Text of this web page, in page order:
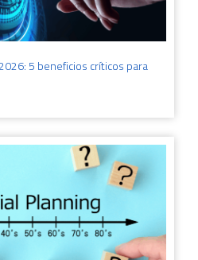
5 beneficios críticos para